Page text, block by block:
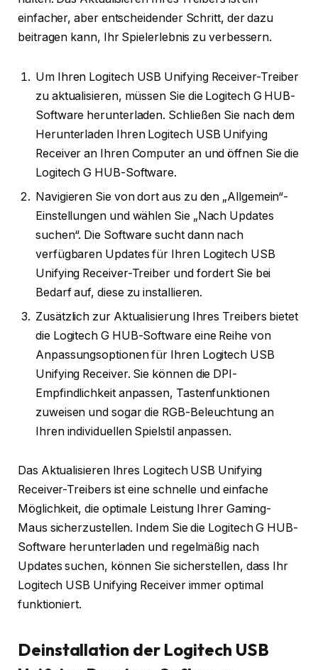
einfacher, aber entscheidender Schritt, der dazu
beitragen kann, Ihr Spielerlebnis zu verbessern.
Um Ihren Logitech USB Unifying Receiver-Treiber
zu aktualisieren, müssen Sie die Logitech G HUB-
Software herunterladen. Schließen Sie nach dem
Herunterladen Ihren Logitech USB Unifying
Receiver an Ihren Computer an und öffnen Sie die
Logitech G HUB-Software.
Navigieren Sie von dort aus zu den „Allgemein“-
Einstellungen und wählen Sie „Nach Updates
suchen“. Die Software sucht dann nach
verfügbaren Updates für Ihren Logitech USB
Unifying Receiver-Treiber und fordert Sie bei
Bedarf auf, diese zu installieren.
Zusätzlich zur Aktualisierung Ihres Treibers bietet
die Logitech G HUB-Software eine Reihe von
Anpassungsoptionen für Ihren Logitech USB
Unifying Receiver. Sie können die DPI-
Empfindlichkeit anpassen, Tastenfunktionen
zuweisen und sogar die RGB-Beleuchtung an
Ihren individuellen Spielstil anpassen.
Das Aktualisieren Ihres Logitech USB Unifying
Receiver-Treibers ist eine schnelle und einfache
Möglichkeit, die optimale Leistung Ihrer Gaming-
Maus sicherzustellen. Indem Sie die Logitech G HUB-
Software herunterladen und regelmäßig nach
Updates suchen, können Sie sicherstellen, dass Ihr
Logitech USB Unifying Receiver immer optimal
funktioniert.
Deinstallation der Logitech USB